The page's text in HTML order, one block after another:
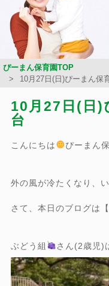
ぴーまん保育園TOP
10月27日(日)ぴーまん保
10月27日(日)
台
こんにちは ぴーまん
外の風が冷たくなり、
さて、本日のブログは
ぶどう組 さん(2歳児)